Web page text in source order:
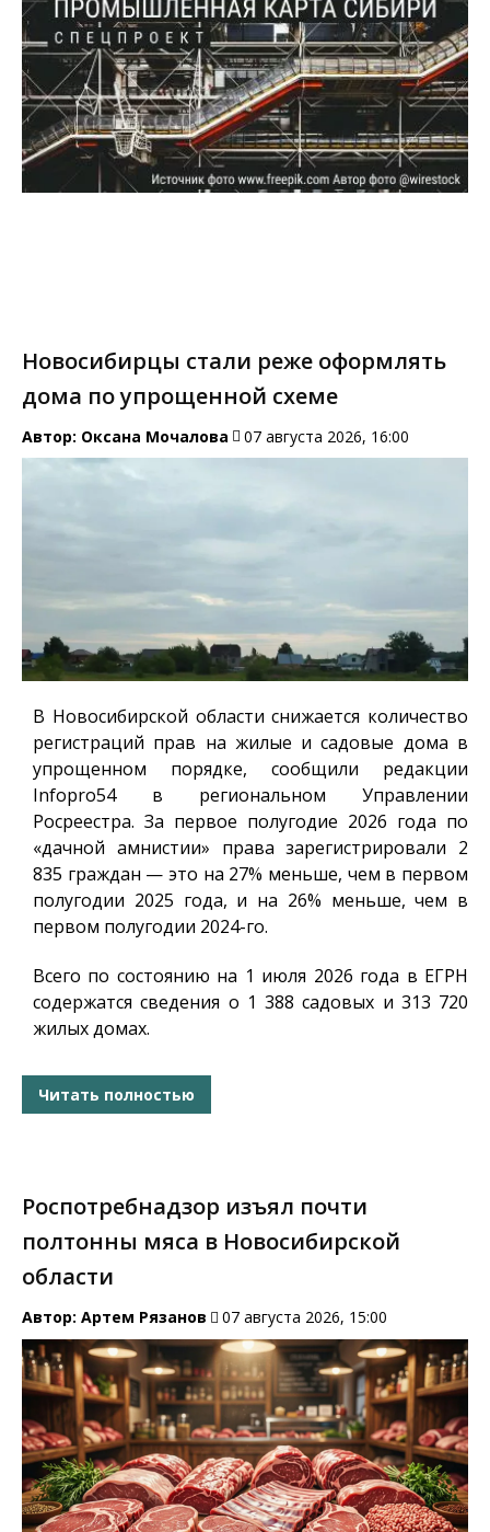
Новосибирцы стали реже оформлять
дома по упрощенной схеме
Автор: Оксана Мочалова 07 августа 2026, 16:00
В Новосибирской области снижается количество
регистраций прав на жилые и садовые дома в
упрощенном порядке, сообщили редакции
Infopro54в региональном Управлении
Росреестра. За первое полугодие 2026 года по
«дачной амнистии» права зарегистрировали 2
835 граждан — это на 27% меньше, чем в первом
полугодии 2025 года, и на 26% меньше, чем в
первом полугодии 2024-го.
Всего по состоянию на 1 июля 2026 года в ЕГРН
содержатся сведения о 1 388 садовых и 313 720
жилых домах.
Читать полностью
Роспотребнадзор изъял почти
полтонны мяса в Новосибирской
области
Автор: Артем Рязанов 07 августа 2026, 15:00